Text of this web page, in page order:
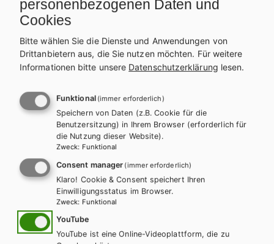
Trainingsteil mit E-BOOK+
Trainingsteil E-BOOK+ Solo
Leseheft + E-Book
personenbezogenen Daten und
Cookies
Bitte wählen Sie die Dienste und Anwendungen von
Drittanbietern aus, die Sie nutzen möchten. Für weitere
Informationen bitte unsere Datenschutzerklärung lesen.
Funktional (immer erforderlich)
Speichern von Daten (z.B. Cookie für die
Benutzersitzung) in Ihrem Browser (erforderlich für
die Nutzung dieser Website).
Zweck: Funktional
Consent manager (immer erforderlich)
Klaro! Cookie & Consent speichert Ihren
Einwilligungsstatus im Browser.
Zweck: Funktional
YouTube
YouTube ist eine Online-Videoplattform, die zu